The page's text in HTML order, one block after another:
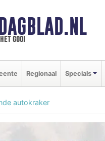
gooi
Regionaal Specials
autokraker